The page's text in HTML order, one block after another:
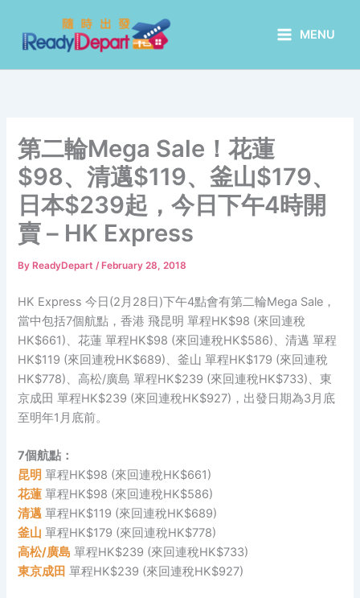
content
MENU
第二輪Mega Sale！花蓮
$98、清邁$119、釜山$179、
日本$239起，今日下午4時開
賣 – HK Express
By ReadyDepart/ February 28, 2018
HK Express 今日(2月28日)下午4點會有第二輪Mega Sale，
當中包括7個航點，香港 飛昆明 單程HK$98 (來回連稅
HK$661)、花蓮 單程HK$98 (來回連稅HK$586)、清邁 單程
HK$119 (來回連稅HK$689)、釜山 單程HK$179 (來回連稅
HK$778)、高松/廣島 單程HK$239 (來回連稅HK$733)、東
京成田 單程HK$239 (來回連稅HK$927)，出發日期為3月底
至明年1月底前。
7個航點：
昆明 單程HK$98 (來回連稅HK$661)
花蓮 單程HK$98 (來回連稅HK$586)
清邁 單程HK$119 (來回連稅HK$689)
釜山 單程HK$179 (來回連稅HK$778)
高松/廣島 單程HK$239 (來回連稅HK$733)
東京成田 單程HK$239 (來回連稅HK$927)